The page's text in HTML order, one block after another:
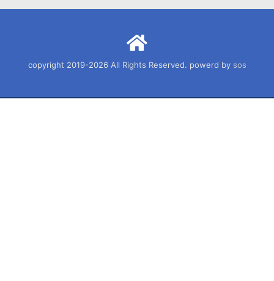
copyright 2019-2026 All Rights Reserved. powerd by sos